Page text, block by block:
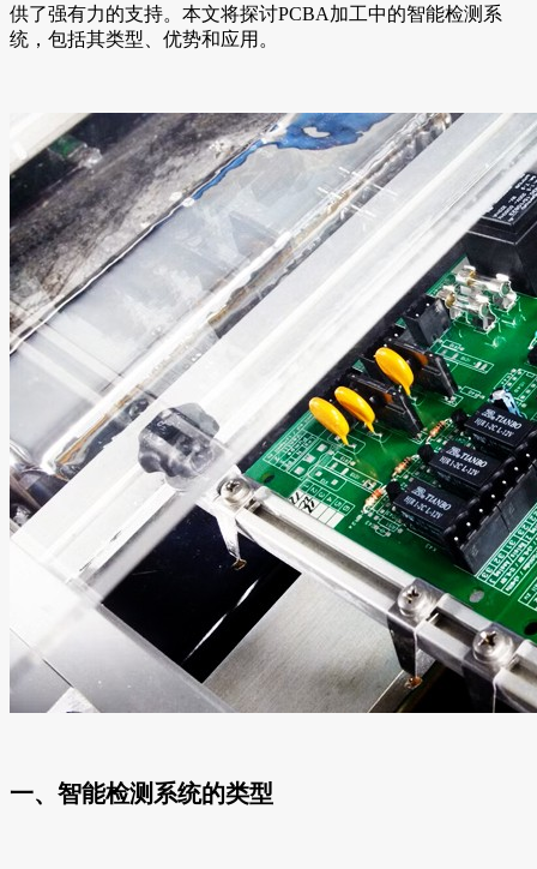
供了强有力的支持。本文将探讨PCBA加工中的智能检测系
统，包括其类型、优势和应用。
一、智能检测系统的类型